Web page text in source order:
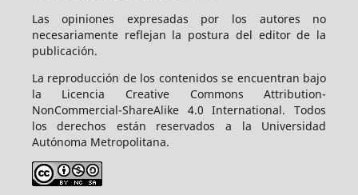
Las opiniones expresadas por los autores no
necesariamente reflejan la postura del editor de la
publicación.
La reproducción de los contenidos se encuentran bajo
la Licencia Creative Commons Attribution-
NonCommercial-ShareAlike 4.0 International. Todos
los derechos están reservados a la Universidad
Autónoma Metropolitana.